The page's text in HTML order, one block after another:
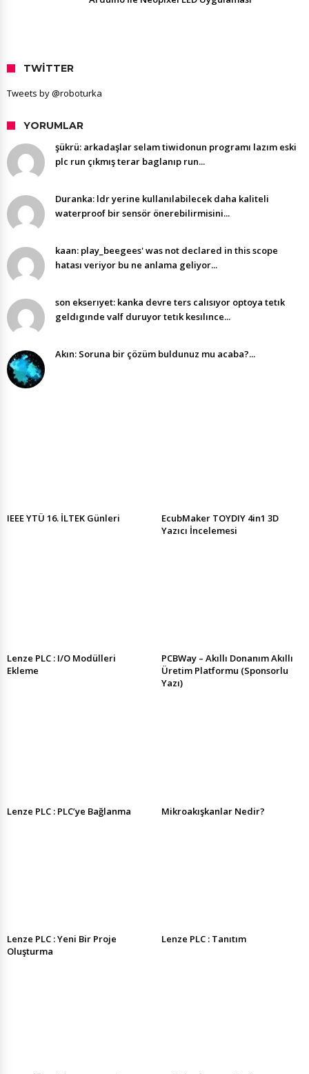
TWITTER
Tweets by @roboturka
YORUMLAR
şükrü: arkadaşlar selam tiwidonun programı lazım eski
plc run çıkmış terar baglanıp run...
Duranka: ldr yerine kullanılabilecek daha kaliteli
waterproof bir sensör önerebilirmisini...
kaan: play_beegees' was not declared in this scope
hatası veriyor bu ne anlama geliyor...
son ekserıyet: kanka devre ters calısıyor optoya tetık
geldıgınde valf duruyor tetık kesılınce...
Akın: Soruna bir çözüm buldunuz mu acaba?...
IEEE YTÜ 16. İLTEK Günleri
EcubMaker TOYDIY 4in1 3D
Yazıcı İncelemesi
Lenze PLC : I/O Modülleri
Ekleme
PCBWay – Akıllı Donanım Akıllı
Üretim Platformu (Sponsorlu
Yazı)
Lenze PLC : PLC’ye Bağlanma Mikroakışkanlar Nedir?
Lenze PLC : Yeni Bir Proje
Oluşturma
Lenze PLC : Tanıtım